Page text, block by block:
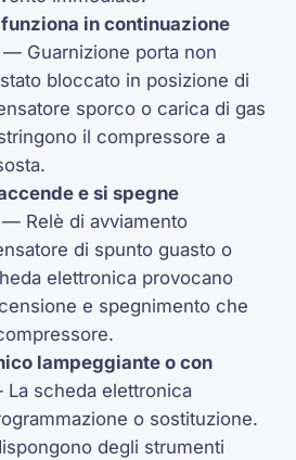
in continuazione
— Guarnizione porta non
bloccato in posizione di
sporco o carica di gas
il compressore a
e si spegne
— Relè di avviamento
di spunto guasto o
elettronica provocano
e spegnimento che
lampeggiante o con
scheda elettronica
o sostituzione.
degli strumenti